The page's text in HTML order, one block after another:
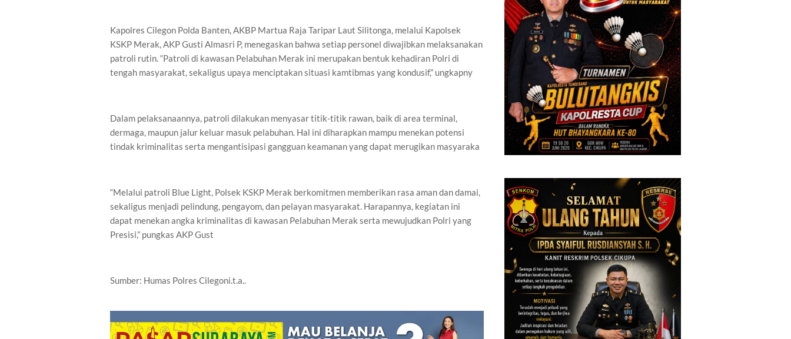
Kapolres Cilegon Polda Banten, AKBP Martua Raja Taripar Laut Silitonga, melalui Kapolsek
KSKP Merak, AKP Gusti Almasri P, menegaskan bahwa setiap personel diwajibkan melaksanakan
patroli rutin. “Patroli di kawasan Pelabuhan Merak ini merupakan bentuk kehadiran Polri di
tengah masyarakat, sekaligus upaya menciptakan situasi kamtibmas yang kondusif,” ungkapny
Dalam pelaksanaannya, patroli dilakukan menyasar titik-titik rawan, baik di area terminal,
dermaga, maupun jalur keluar masuk pelabuhan. Hal ini diharapkan mampu menekan potensi
tindak kriminalitas serta mengantisipasi gangguan keamanan yang dapat merugikan masyaraka
“Melalui patroli Blue Light, Polsek KSKP Merak berkomitmen memberikan rasa aman dan damai,
sekaligus menjadi pelindung, pengayom, dan pelayan masyarakat. Harapannya, kegiatan ini
dapat menekan angka kriminalitas di kawasan Pelabuhan Merak serta mewujudkan Polri yang
Presisi,” pungkas AKP Gust
Sumber: Humas Polres Cilegoni.t.a..